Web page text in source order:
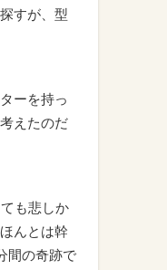
すが、型
ーを持っ
えたのだ
も悲しか
んとは幹
間の奇跡で